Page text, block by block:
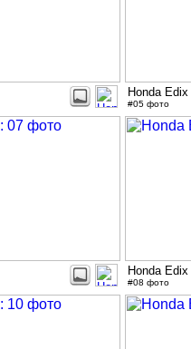
Honda Edix
#05 фото
Honda Edix
#08 фото